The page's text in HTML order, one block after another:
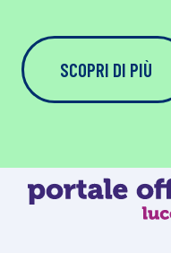
SCOPRI DI PIÙ